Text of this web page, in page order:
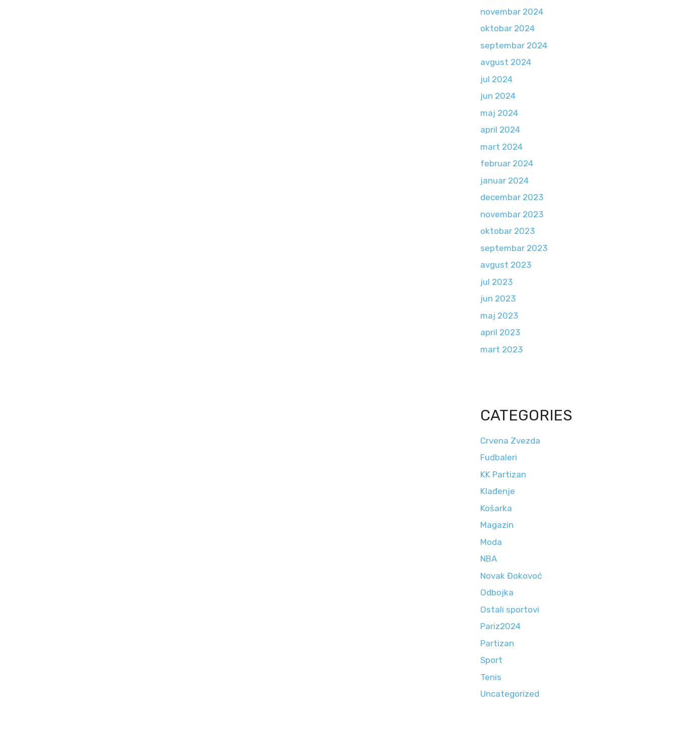
novembar 2024
oktobar 2024
septembar 2024
avgust 2024
jul 2024
jun 2024
maj 2024
april 2024
mart 2024
februar 2024
januar 2024
decembar 2023
novembar 2023
oktobar 2023
septembar 2023
avgust 2023
jul 2023
jun 2023
maj 2023
april 2023
mart 2023
CATEGORIES
Crvena Zvezda
Fudbaleri
KK Partizan
Klađenje
Košarka
Magazin
Moda
NBA
Novak Đokovoć
Odbojka
Ostali sportovi
Pariz2024
Partizan
Sport
Tenis
Uncategorized